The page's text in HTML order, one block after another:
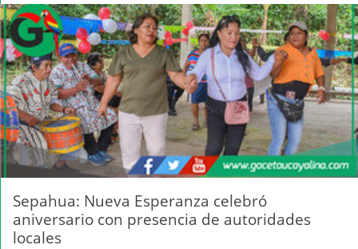
Sepahua: Nueva Esperanza celebró
aniversario con presencia de autoridades
locales